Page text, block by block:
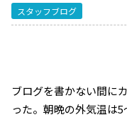
スタッフブログ
ブログを書かない間に
った。朝晩の外気温は